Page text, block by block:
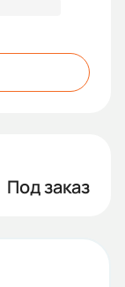
Под заказ